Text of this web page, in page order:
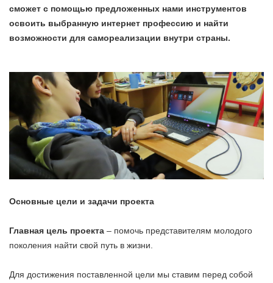
сможет с помощью предложенных нами инструментов
освоить выбранную интернет профессию и найти
возможности для самореализации внутри страны.
Основные цели и задачи проекта
Главная цель проекта – помочь представителям молодого
поколения найти свой путь в жизни.
Для достижения поставленной цели мы ставим перед собой